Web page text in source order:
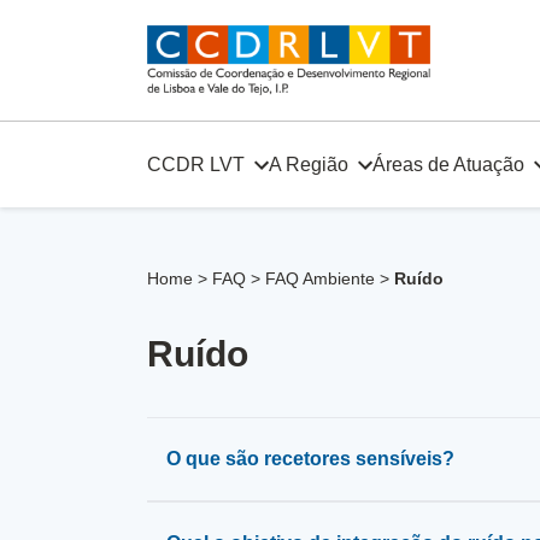
CCDR LVT A Região Áreas de Atuação
Home > FAQ > FAQ Ambiente > Ruído
Ruído
O que são recetores sensíveis?